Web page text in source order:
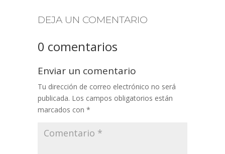
DEJA UN COMENTARIO
0 comentarios
Enviar un comentario
Tu dirección de correo electrónico no será
publicada. Los campos obligatorios están
marcados con *